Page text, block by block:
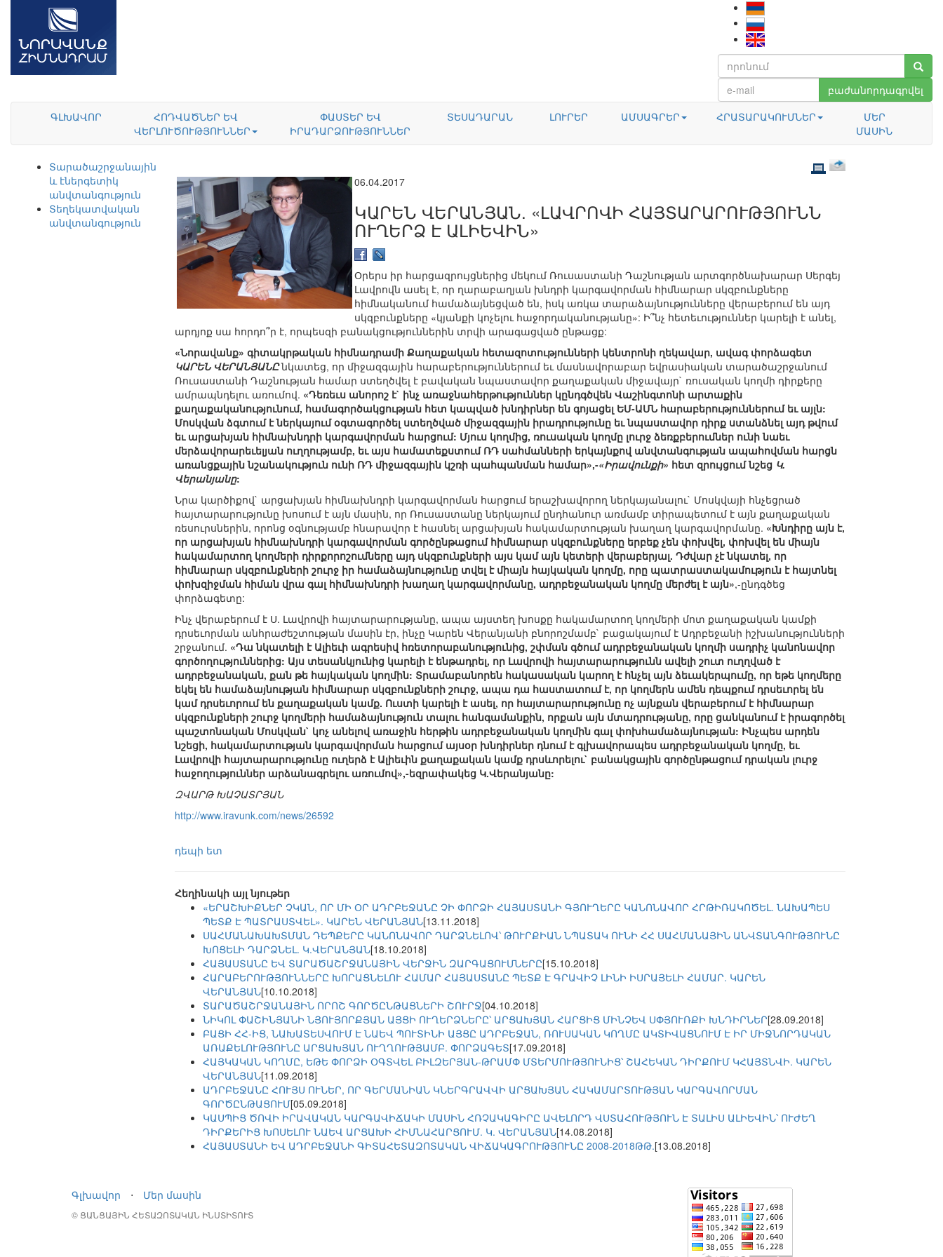
բաժանորդագրվել
ԳԼԽԱՎՈՐ
ՀՈԴՎԱԾՆԵՐ ԵՎ
ՎԵՐԼՈՒԾՈՒԹՅՈՒՆՆԵՐ
ՓԱՍՏԵՐ ԵՎ
ԻՐԱԴԱՐՁՈՒԹՅՈՒՆՆԵՐ
ՏԵՍԱԴԱՐԱՆ ԼՈՒՐԵՐ ԱՄՍԱԳՐԵՐ ՀՐԱՏԱՐԱԿՈՒՄՆԵՐ
ՄԵՐ
ՄԱՍԻՆ
Տարածաշրջանային
և էներգետիկ
անվտանգություն
Տեղեկատվական
անվտանգություն
06.04.2017
ԿԱՐԵՆ ՎԵՐԱՆՅԱՆ. «ԼԱՎՐՈՎԻ ՀԱՅՏԱՐԱՐՈՒԹՅՈՒՆՆ
ՈՒՂԵՐՁ Է ԱԼԻԵՎԻՆ»
Օրերս իր հարցազրույցներից մեկում Ռուսաստանի Դաշնության արտգործնախարար Սերգեյ
Լավրովն ասել է, որ ղարաբաղյան խնդրի կարգավորման հիմնարար սկզբունքները
հիմնականում համաձայնեցված են, իսկ առկա տարաձայնությունները վերաբերում են այդ
սկզբունքները «կյանքի կոչելու հաջորդականությանը»: Ի՞նչ հետեւություններ կարելի է անել,
արդյոք սա հորդո՞ր է, որպեսզի բանակցություններին տրվի արագացված ընթացք:
«Նորավանք» գիտակրթական հիմնադրամի Քաղաքական հետազոտությունների կենտրոնի ղեկավար, ավագ փորձագետ
ԿԱՐԵՆ ՎԵՐԱՆՅԱՆԸնկատեց, որ միջազգային հարաբերություններում եւ մասնավորաբար եվրասիական տարածաշրջանում
Ռուսաստանի Դաշնության համար ստեղծվել է բավական նպաստավոր քաղաքական միջավայր` ռուսական կողմի դիրքերը
ամրապնդելու առումով. «Դեռեւս անորոշ է` ինչ առաջնահերթություններ կընդգծվեն Վաշինգտոնի արտաքին
քաղաքականությունում, համագործակցության հետ կապված խնդիրներ են գոյացել ԵՄ-ԱՄՆ հարաբերություններում եւ այլն:
Մոսկվան ձգտում է ներկայում օգտագործել ստեղծված միջազգային իրադրությունը եւ նպաստավոր դիրք ստանձնել այդ թվում
եւ արցախյան հիմնախնդրի կարգավորման հարցում: Մյուս կողմից, ռուսական կողմը լուրջ ձեռքբերումներ ունի նաեւ
մերձավորարեւելյան ուղղությամբ, եւ այս համատեքստում ՌԴ սահմանների երկայնքով անվտանգության ապահովման հարցն
առանցքային նշանակություն ունի ՌԴ միջազգային կշռի պահպանման համար»,-«Իրավունքի» հետ զրույցում նշեց Կ.
Վերանյանը:
Նրա կարծիքով` արցախյան հիմնախնդրի կարգավորման հարցում երաշխավորող ներկայանալու` Մոսկվայի հնչեցրած
հայտարարությունը խոսում է այն մասին, որ Ռուսաստանը ներկայում ընդհանուր առմամբ տիրապետում է այն քաղաքական
ռեսուրսներին, որոնց օգնությամբ հնարավոր է հասնել արցախյան հակամարտության խաղաղ կարգավորմանը. «Խնդիրը այն է,
որ արցախյան հիմնախնդրի կարգավորման գործընթացում հիմնարար սկզբունքները երբեք չեն փոխվել, փոխվել են միայն
հակամարտող կողմերի դիրքորոշումները այդ սկզբունքների այս կամ այն կետերի վերաբերյալ. Դժվար չէ նկատել, որ
հիմնարար սկզբունքների շուրջ իր համաձայնությունը տվել է միայն հայկական կողմը, որը պատրաստակամություն է հայտնել
փոխզիջման հիման վրա գալ հիմնախնդրի խաղաղ կարգավորմանը, ադրբեջանական կողմը մերժել է այն»,-ընդգծեց
փորձագետը:
Ինչ վերաբերում է Ս. Լավրովի հայտարարությանը, ապա այստեղ խոսքը հակամարտող կողմերի մոտ քաղաքական կամքի
դրսեւորման անհրաժեշտության մասին էր, ինչը Կարեն Վերանյանի բնորոշմամբ` բացակայում է Ադրբեջանի իշխանությունների
շրջանում. «Դա նկատելի է Ալիեւի ագրեսիվ հռետորաբանությունից, շփման գծում ադրբեջանական կողմի սադրիչ կանոնավոր
գործողություններից: Այս տեսանկյունից կարելի է ենթադրել, որ Լավրովի հայտարարությունն ավելի շուտ ուղղված է
ադրբեջանական, քան թե հայկական կողմին: Տրամաբանորեն հակասական կարող է հնչել այն ձեւակերպումը, որ եթե կողմերը
եկել են համաձայնության հիմնարար սկզբունքների շուրջ, ապա դա հաստատում է, որ կողմերն ամեն դեպքում դրսեւորել են
կամ դրսեւորում են քաղաքական կամք. Ուստի կարելի է ասել, որ հայտարարությունը ոչ այնքան վերաբերում է հիմնարար
սկզբունքների շուրջ կողմերի համաձայնություն տալու հանգամանքին, որքան այն մտադրությանը, որը ցանկանում է իրագործել
պաշտոնական Մոսկվան` կոչ անելով առաջին հերթին ադրբեջանական կողմին գալ փոխհամաձայնության: Ինչպես արդեն
նշեցի, հակամարտության կարգավորման հարցում այսօր խնդիրներ դնում է գլխավորապես ադրբեջանական կողմը, եւ
Լավրովի հայտարարությունը ուղերձ է Ալիեւին քաղաքական կամք դրսևորելու` բանակցային գործընթացում դրական լուրջ
հաջողություններ արձանագրելու առումով»,-եզրափակեց Կ.Վերանյանը:
ԶՎԱՐԹ ԽԱՉԱՏՐՅԱՆ
http://www.iravunk.com/news/26592
դեպի ետ
Հեղինակի այլ նյութեր
«ԵՐԱՇԽԻՔՆԵՐ ՉԿԱՆ, ՈՐ ՄԻ ՕՐ ԱԴՐԲԵՋԱՆԸ ՉԻ ՓՈՐՁԻ ՀԱՅԱՍՏԱՆԻ ԳՅՈՒՂԵՐԸ ԿԱՆՈՆԱՎՈՐ ՀՐԹԻՌԱԿՈԾԵԼ. ՆԱԽԱՊԵՍ
ՊԵՏՔ Է ՊԱՏՐԱՍՏՎԵԼ». ԿԱՐԵՆ ՎԵՐԱՆՅԱՆ[13.11.2018]
ՍԱՀՄԱՆԱԽԱԽՏՄԱՆ ԴԵՊՔԵՐԸ ԿԱՆՈՆԱՎՈՐ ԴԱՐՁՆԵԼՈՎ՝ ԹՈՒՐՔԻԱՆ ՆՊԱՏԱԿ ՈՒՆԻ ՀՀ ՍԱՀՄԱՆԱՅԻՆ ԱՆՎՏԱՆԳՈՒԹՅՈՒՆԸ
ԽՈՑԵԼԻ ԴԱՐՁՆԵԼ. Կ.ՎԵՐԱՆՅԱՆ[18.10.2018]
ՀԱՅԱՍՏԱՆԸ ԵՎ ՏԱՐԱԾԱՇՐՋԱՆԱՅԻՆ ՎԵՐՋԻՆ ԶԱՐԳԱՑՈՒՄՆԵՐԸ[15.10.2018]
ՀԱՐԱԲԵՐՈՒԹՅՈՒՆՆԵՐԸ ԽՈՐԱՑՆԵԼՈՒ ՀԱՄԱՐ ՀԱՅԱՍՏԱՆԸ ՊԵՏՔ Է ԳՐԱՎԻՉ ԼԻՆԻ ԻՍՐԱՅԵԼԻ ՀԱՄԱՐ. ԿԱՐԵՆ
ՎԵՐԱՆՅԱՆ[10.10.2018]
ՏԱՐԱԾԱՇՐՋԱՆԱՅԻՆ ՈՐՈՇ ԳՈՐԾԸՆԹԱՑՆԵՐԻ ՇՈՒՐՋ[04.10.2018]
ՆԻԿՈԼ ՓԱՇԻՆՅԱՆԻ ՆՅՈՒՅՈՐՔՅԱՆ ԱՅՑԻ ՈՒՂԵՐՁՆԵՐԸ՝ ԱՐՑԱԽՅԱՆ ՀԱՐՑԻՑ ՄԻՆՉԵՎ ՍՓՅՈՒՌՔԻ ԽՆԴԻՐՆԵՐ[28.09.2018]
ԲԱՑԻ ՀՀ-ԻՑ, ՆԱԽԱՏԵՍՎՈՒՄ Է ՆԱԵՎ ՊՈՒՏԻՆԻ ԱՅՑԸ ԱԴՐԲԵՋԱՆ, ՌՈՒՍԱԿԱՆ ԿՈՂՄԸ ԱԿՏԻՎԱՑՆՈՒՄ Է ԻՐ ՄԻՋՆՈՐԴԱԿԱՆ
ԱՌԱՔԵԼՈՒԹՅՈՒՆԸ ԱՐՑԱԽՅԱՆ ՈՒՂՂՈՒԹՅԱՄԲ. ՓՈՐՁԱԳԵՏ[17.09.2018]
ՀԱՅԿԱԿԱՆ ԿՈՂՄԸ, ԵԹԵ ՓՈՐՁԻ ՕԳՏՎԵԼ ԲԻԼԶԵՐՅԱՆ-ԹՐԱՄՓ ՄՏԵՐՄՈՒԹՅՈՒՆԻՑ՝ ՇԱՀԵԿԱՆ ԴԻՐՔՈՒՄ ԿՀԱՅՏՆՎԻ. ԿԱՐԵՆ
ՎԵՐԱՆՅԱՆ[11.09.2018]
ԱԴՐԲԵՋԱՆԸ ՀՈՒՅՍ ՈՒՆԵՐ, ՈՐ ԳԵՐՄԱՆԻԱՆ ԿՆԵՐԳՐԱՎՎԻ ԱՐՑԱԽՅԱՆ ՀԱԿԱՄԱՐՏՈՒԹՅԱՆ ԿԱՐԳԱՎՈՐՄԱՆ
ԳՈՐԾԸՆԹԱՑՈՒՄ[05.09.2018]
ԿԱՍՊԻՑ ԾՈՎԻ ԻՐԱՎԱԿԱՆ ԿԱՐԳԱՎԻՃԱԿԻ ՄԱՍԻՆ ՀՌՉԱԿԱԳԻՐԸ ԱՎԵԼՈՐԴ ՎՍՏԱՀՈՒԹՅՈՒՆ Է ՏԱԼԻՍ ԱԼԻԵՎԻՆ՝ ՈՒԺԵՂ
ԴԻՐՔԵՐԻՑ ԽՈՍԵԼՈՒ ՆԱԵՎ ԱՐՑԱԽԻ ՀԻՄՆԱՀԱՐՑՈՒՄ. Կ. ՎԵՐԱՆՅԱՆ[14.08.2018]
ՀԱՅԱՍՏԱՆԻ ԵՎ ԱԴՐԲԵՋԱՆԻ ԳԻՏԱՀԵՏԱԶՈՏԱԿԱՆ ՎԻՃԱԿԱԳՐՈՒԹՅՈՒՆԸ 2008-2018ԹԹ.[13.08.2018]
Գլխավոր ⋅ Մեր մասին
© ՑԱՆՑԱՅԻՆ ՀԵՏԱԶՈՏԱԿԱՆ ԻՆՍՏԻՏՈՒՏ